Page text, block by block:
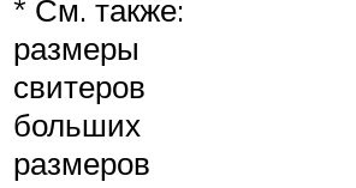
* См. также:
размеры
свитеров
больших
размеров